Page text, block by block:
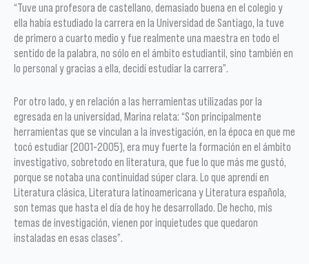
“Tuve una profesora de castellano, demasiado buena en el colegio y
ella había estudiado la carrera en la Universidad de Santiago, la tuve
de primero a cuarto medio y fue realmente una maestra en todo el
sentido de la palabra, no sólo en el ámbito estudiantil, sino también en
lo personal y gracias a ella, decidí estudiar la carrera”.
Por otro lado, y en relación a las herramientas utilizadas por la
egresada en la universidad, Marina relata: “Son principalmente
herramientas que se vinculan a la investigación, en la época en que me
tocó estudiar (2001-2005), era muy fuerte la formación en el ámbito
investigativo, sobretodo en literatura, que fue lo que más me gustó,
porque se notaba una continuidad súper clara. Lo que aprendí en
Literatura clásica, Literatura latinoamericana y Literatura española,
son temas que hasta el día de hoy he desarrollado. De hecho, mis
temas de investigación, vienen por inquietudes que quedaron
instaladas en esas clases”.